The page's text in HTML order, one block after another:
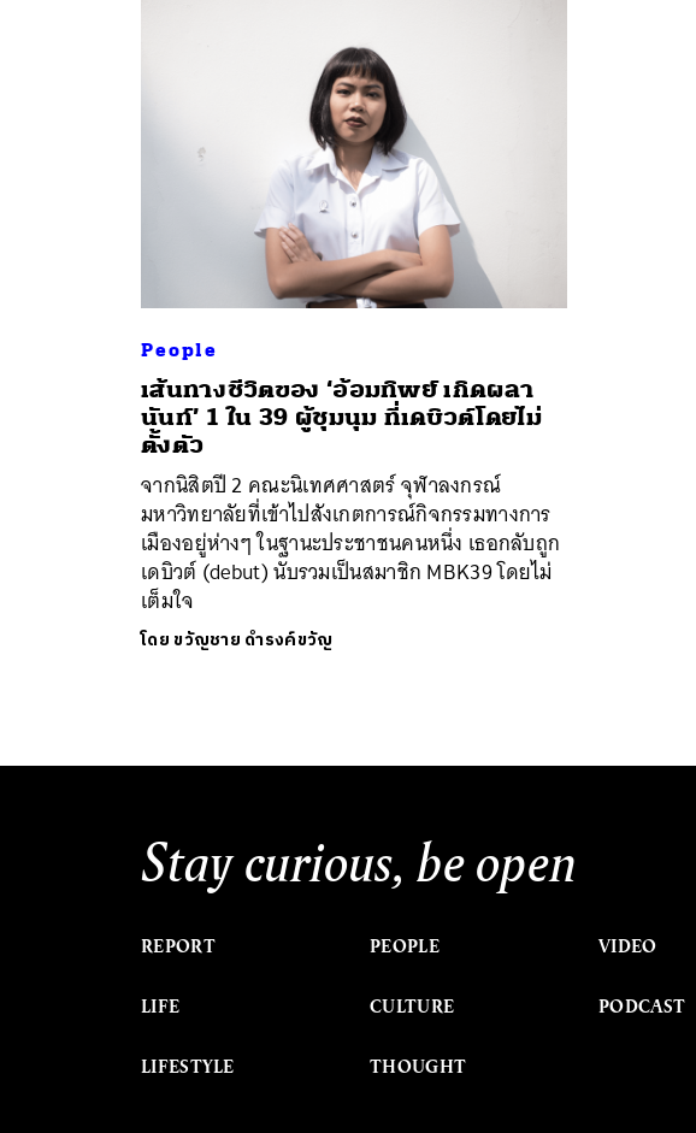
People
เส้นทางชีวิตของ ‘อ้อมทิพย์ เกิดผลา
นันท์’ 1 ใน 39 ผู้ชุมนุม ที่เดบิวต์โดยไม่
ตั้งตัว
จากนิสิตปี 2 คณะนิเทศศาสตร์ จุฬาลงกรณ์
มหาวิทยาลัยที่เข้าไปสังเกตการณ์กิจกรรมทางการ
เมืองอยู่ห่างๆ ในฐานะประชาชนคนหนึ่ง เธอกลับถูก
เดบิวต์ (debut) นับรวมเป็นสมาชิก MBK39 โดยไม่
เต็มใจ
โดย ขวัญชาย ดำรงค์ขวัญ
Stay curious, be open
REPORT
LIFE
LIFESTYLE
PEOPLE
CULTURE
THOUGHT
VIDEO
PODCAST
ค้นหา